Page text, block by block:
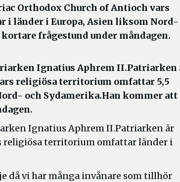
Orthodox Church of Antioch vars
länder i Europa, Asien liksom Nord-
frågestund under måndagen.
Ignatius Aphrem II.Patriarken
religiösa territorium omfattar 5,5
och Sydamerika.Han kommer att
Ignatius Aphrem II.Patriarken är
religiösa territorium omfattar länder i
då vi har många invånare som tillhör